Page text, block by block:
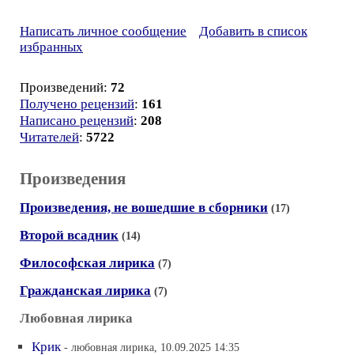
Написать личное сообщение
Добавить в список
избранных
Произведений: 72
Получено рецензий: 161
Написано рецензий: 208
Читателей: 5722
Произведения
Произведения, не вошедшие в сборники (17)
Второй всадник (14)
Философская лирика (7)
Гражданская лирика (7)
Любовная лирика
Крик - любовная лирика, 10.09.2025 14:35